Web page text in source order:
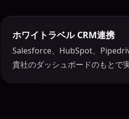
ホワイトラベル CRM連携
Salesforce、HubSpot、
貴社のダッシュボードのもとで